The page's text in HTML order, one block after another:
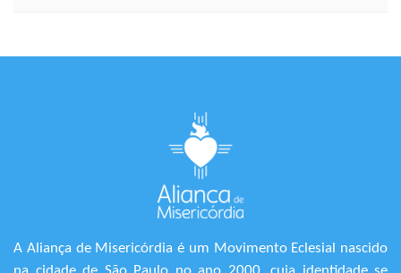
A Aliança de Misericórdia é um Movimento Eclesial nascido